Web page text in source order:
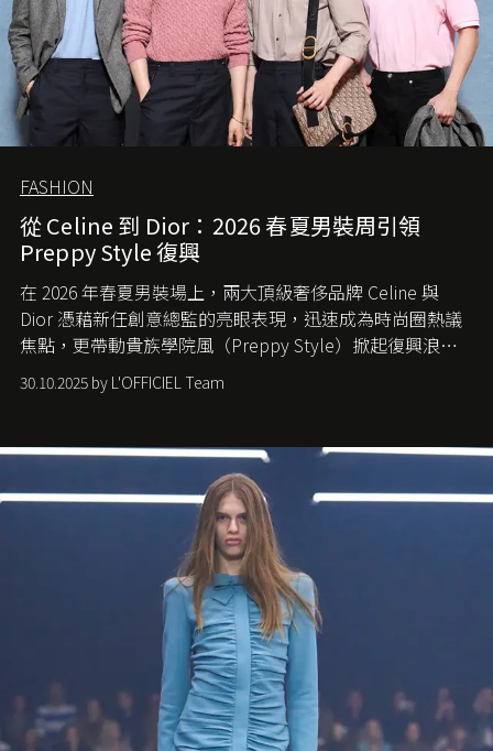
FASHION
從 Celine 到 Dior：2026 春夏男裝周引領
Preppy Style 復興
在 2026 年春夏男裝場上，兩大頂級奢侈品牌 Celine 與
Dior 憑藉新任創意總監的亮眼表現，迅速成為時尚圈熱議
焦點，更帶動貴族學院風（Preppy Style）掀起復興浪
潮，讓這股經典風格再度回到大眾視線。
30.10.2025 by L'OFFICIEL Team